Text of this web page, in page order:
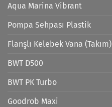
Aqua Marina Vibrant
Pompa Sehpası Plastik
Flanşlı Kelebek Vana (Takım)
BWT D500
BWT PK Turbo
Goodrob Maxi